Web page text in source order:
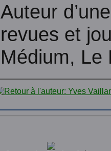
Auteur
revues et
Médium, Le